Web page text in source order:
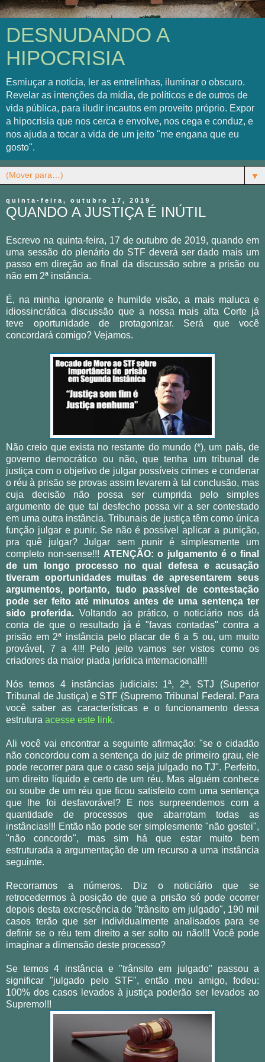
DESNUDANDO A
HIPOCRISIA
Esmiuçar a notícia, ler as entrelinhas, iluminar o obscuro.
Revelar as intenções da mídia, de políticos e de outros de
vida pública, para iludir incautos em proveito próprio. Expor
a hipocrisia que nos cerca e envolve, nos cega e conduz, e
nos ajuda a tocar a vida de um jeito "me engana que eu
gosto".
▼
quinta-feira, outubro 17, 2019
QUANDO A JUSTIÇA É INÚTIL
Escrevo na quinta-feira, 17 de outubro de 2019, quando em
uma sessão do plenário do STF deverá ser dado mais um
passo em direção ao final da discussão sobre a prisão ou
não em 2ª instância.
É, na minha ignorante e humilde visão, a mais maluca e
idiossincrática discussão que a nossa mais alta Corte já
teve oportunidade de protagonizar. Será que você
concordará comigo? Vejamos.
Não creio que exista no restante do mundo (*), um país, de
governo democrático ou não, que tenha um tribunal de
justiça com o objetivo de julgar possíveis crimes e condenar
o réu à prisão se provas assim levarem à tal conclusão, mas
cuja decisão não possa ser cumprida pelo simples
argumento de que tal desfecho possa vir a ser contestado
em uma outra instância. Tribunais de justiça têm como única
função julgar e punir. Se não é possível aplicar a punição,
pra quê julgar? Julgar sem punir é simplesmente um
completo non-sense!!! ATENÇÃO: o julgamento é o final
de um longo processo no qual defesa e acusação
tiveram oportunidades muitas de apresentarem seus
argumentos, portanto, tudo passível de contestação
pode ser feito até minutos antes de uma sentença ter
sido proferida.Voltando ao prático, o noticiário nos dá
conta de que o resultado já é "favas contadas" contra a
prisão em 2ª instância pelo placar de 6 a 5 ou, um muito
provável, 7 a 4!!! Pelo jeito vamos ser vistos como os
criadores da maior piada jurídica internacional!!!
Nós temos 4 instâncias judiciais: 1ª, 2ª, STJ (Superior
Tribunal de Justiça) e STF (Supremo Tribunal Federal. Para
você saber as características e o funcionamento dessa
estrutura acesse este link.
Ali você vai encontrar a seguinte afirmação: "se o cidadão
não concordou com a sentença do juiz de primeiro grau, ele
pode recorrer para que o caso seja julgado no TJ". Perfeito,
um direito líquido e certo de um réu. Mas alguém conhece
ou soube de um réu que ficou satisfeito com uma sentença
que lhe foi desfavorável? E nos surpreendemos com a
quantidade de processos que abarrotam todas as
instâncias!!! Então não pode ser simplesmente "não gostei",
"não concordo", mas sim há que estar muito bem
estruturada a argumentação de um recurso a uma instância
seguinte.
Recorramos a números. Diz o noticiário que se
retrocedermos à posição de que a prisão só pode ocorrer
depois desta excrescência do "trânsito em julgado", 190 mil
casos terão que ser individualmente analisados para se
definir se o réu tem direito a ser solto ou não!!! Você pode
imaginar a dimensão deste processo?
Se temos 4 instância e "trânsito em julgado" passou a
significar "julgado pelo STF", então meu amigo, fodeu:
100% dos casos levados à justiça poderão ser levados ao
Supremo!!!